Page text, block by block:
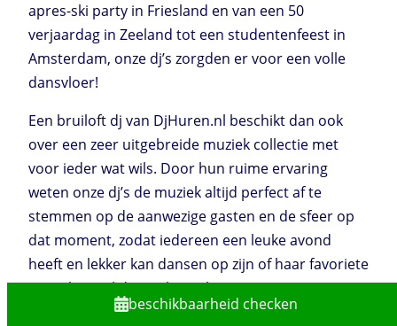
apres-ski party in Friesland en van een 50
verjaardag in Zeeland tot een studentenfeest in
Amsterdam, onze dj’s zorgden er voor een volle
dansvloer!
Een bruiloft dj van DjHuren.nl beschikt dan ook
over een zeer uitgebreide muziek collectie met
voor ieder wat wils. Door hun ruime ervaring
weten onze dj’s de muziek altijd perfect af te
stemmen op de aanwezige gasten en de sfeer op
dat moment, zodat iedereen een leuke avond
heeft en lekker kan dansen op zijn of haar favoriete
muziek. Je zal dan ook nog lang van je gasten
horen wat een geweldig feest het was!
beschikbaarheid checken